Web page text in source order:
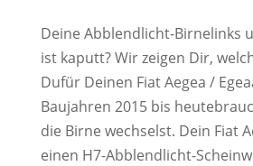
Deine Abblendlicht-Birnelinks
ist kaputt? Wir zeigen Dir,
Dufür Deinen Fiat Aegea /
Baujahren 2015 bis
die Birne wechselst. Dein Fiat
einen H7-Abblendlicht-